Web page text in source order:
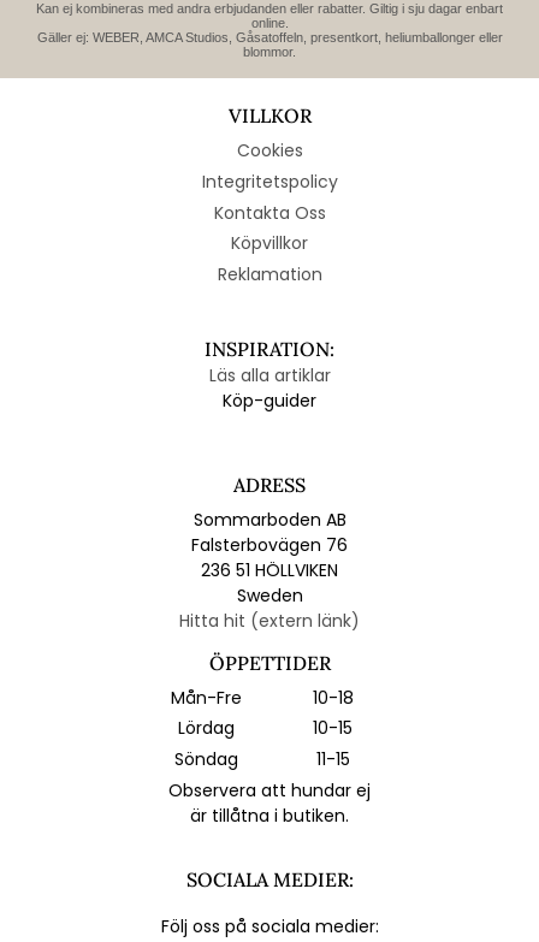
Kan ej kombineras med andra erbjudanden eller rabatter. Giltig i sju dagar enbart
online.
Gäller ej: WEBER, AMCA Studios, Gåsatoffeln, presentkort, heliumballonger eller
blommor.
VILLKOR
Cookies
Integritetspolicy
Kontakta Oss
Köpvillkor
Reklamation
INSPIRATION:
Läs alla artiklar
Köp-guider
ADRESS
Sommarboden AB
Falsterbovägen 76
236 51 HÖLLVIKEN
Sweden
Hitta hit (extern länk)
ÖPPETTIDER
Mån-Fre
10-18
Lördag
10-15
Söndag
11-15
Observera att hundar ej
är tillåtna i butiken.
SOCIALA MEDIER:
Följ oss på sociala medier: